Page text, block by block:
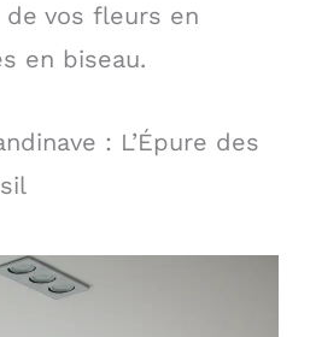
de vos fleurs en
en biseau.
: L’Épure des